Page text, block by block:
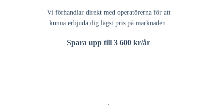
Vi förhandlar direkt med operatörerna för att
kunna erbjuda dig lägst pris på marknaden.
Spara upp till 3 600 kr/år